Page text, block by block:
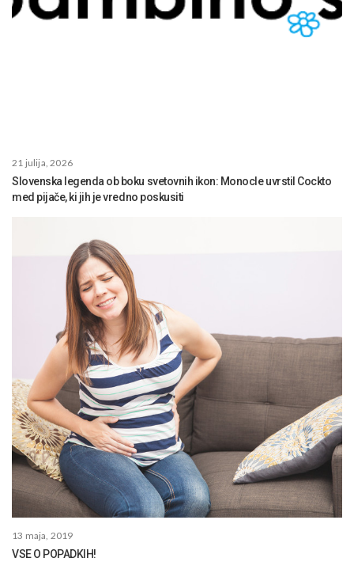
21 julija, 2026
Slovenska legenda ob boku svetovnih ikon: Monocle uvrstil Cockto
med pijače, ki jih je vredno poskusiti
13 maja, 2019
VSE O POPADKIH!